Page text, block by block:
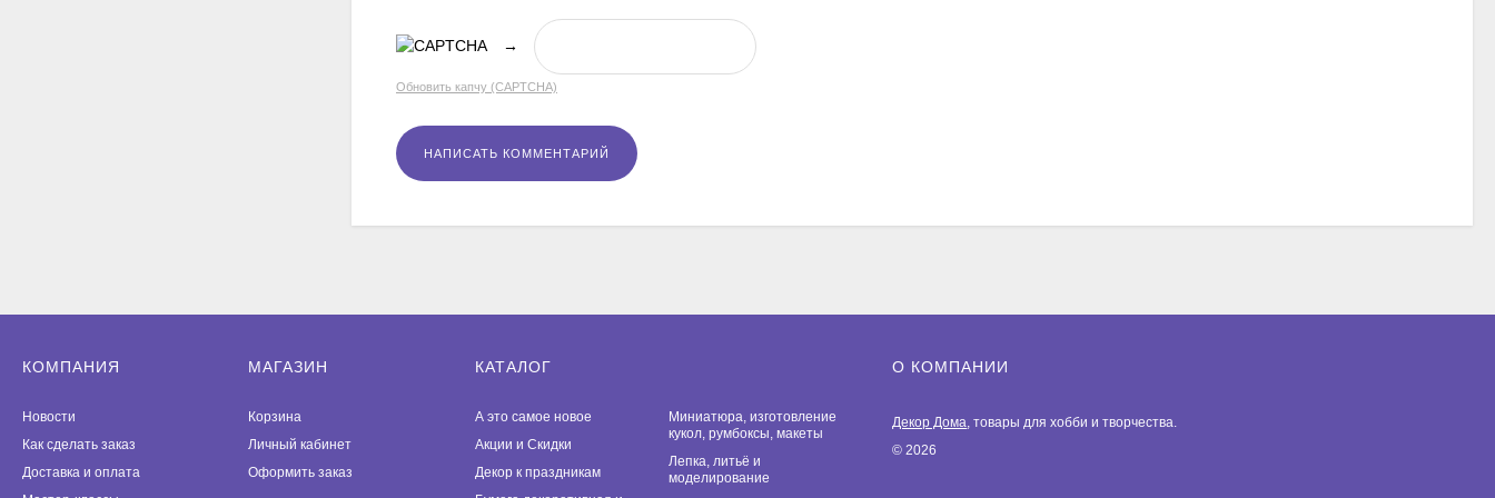
→
Обновить капчу (CAPTCHA)
КОМПАНИЯ
Новости
Как сделать заказ
Доставка и оплата
МАГАЗИН
Корзина
Личный кабинет
Оформить заказ
КАТАЛОГ
А это самое новое
Акции и Скидки
Декор к праздникам
Миниатюра, изготовление
кукол, румбоксы, макеты
Лепка, литьё и
моделирование
О КОМПАНИИ
Декор Дома , товары для хобби и творчества.
© 2026